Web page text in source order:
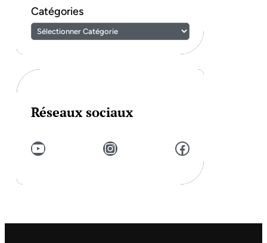
Catégories
Réseaux sociaux
YouTube Instagram Facebook